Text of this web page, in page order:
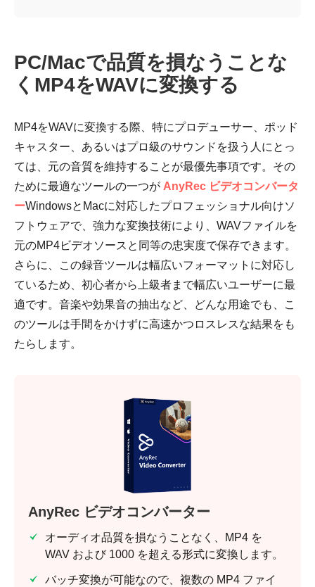
PC/Macで品質を損なうことな
くMP4をWAVに変換する
MP4をWAVに変換する際、特にプロデューサー、ポッド
キャスター、あるいはプロ級のサウンドを扱う人にとっ
ては、元の音質を維持することが最優先事項です。その
ために最適なツールの一つが AnyRec ビデオコンバータ
ーWindowsとMacに対応したプロフェッショナル向けソ
フトウェアで、強力な変換技術により、WAVファイルを
元のMP4ビデオソースと同等の忠実度で保存できます。
さらに、この録音ツールは幅広いフォーマットに対応し
ているため、初心者から上級者まで幅広いユーザーに最
適です。音楽や効果音の抽出など、どんな用途でも、こ
のツールは手間をかけずに高速かつロスレスな結果をも
たらします。
AnyRec ビデオコンバーター
オーディオ品質を損なうことなく、MP4 を
WAV および 1000 を超える形式に変換します。
バッチ変換が可能なので、複数の MP4 ファイ